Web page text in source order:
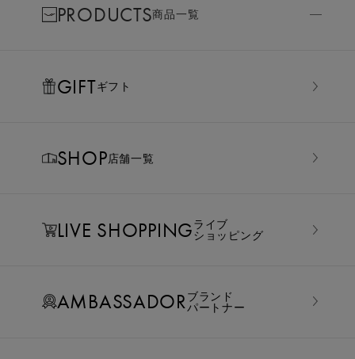
PRODUCTS商品一覧
GIFTギフト
SHOP店舗一覧
LIVE SHOPPINGライブ
ショッピング
AMBASSADORブランド
パートナー